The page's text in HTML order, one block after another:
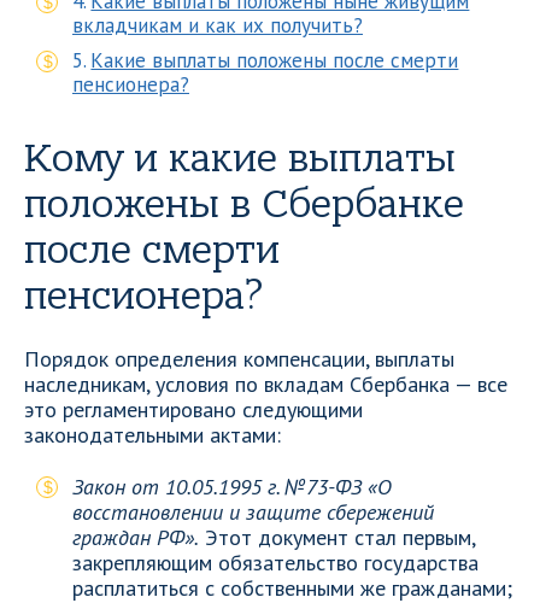
вкладчикам и как их получить?
Какие выплаты положены после смерти
пенсионера?
Кому и какие выплаты
положены в Сбербанке
после смерти
пенсионера?
Порядок определения компенсации, выплаты
наследникам, условия по вкладам Сбербанка — все
это регламентировано следующими
законодательными актами:
Закон от 10.05.1995 г. №73-ФЗ «О
восстановлении и защите сбережений
граждан РФ». Этот документ стал первым,
закрепляющим обязательство государства
расплатиться с собственными же гражданами;